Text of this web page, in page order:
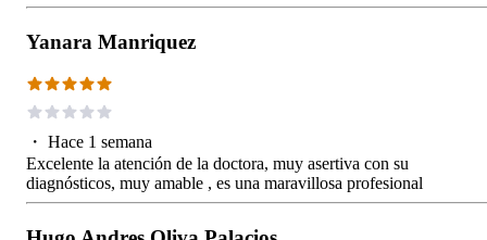
Yanara Manriquez
・ Hace 1 semana
Excelente la atención de la doctora, muy asertiva con su
diagnósticos, muy amable , es una maravillosa profesional